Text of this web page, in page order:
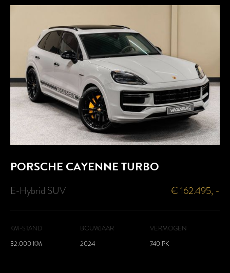
PORSCHECAYENNE TURBO
E-Hybrid SUV € 162.495, -
KM-STAND
32.000 KM
BOUWJAAR
2024
VERMOGEN
740 PK